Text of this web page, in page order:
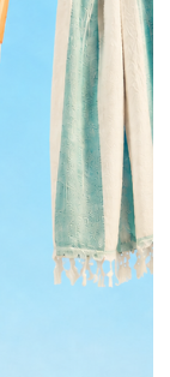
30 e Lode by
dei prodotti viso
proposta speciale